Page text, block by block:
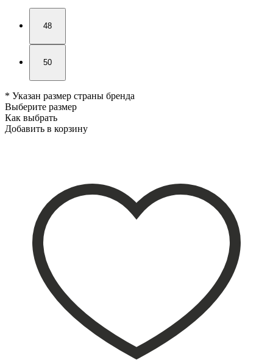
48
50
* Указан размер страны бренда
Выберите размер
Как выбрать
Добавить в корзину